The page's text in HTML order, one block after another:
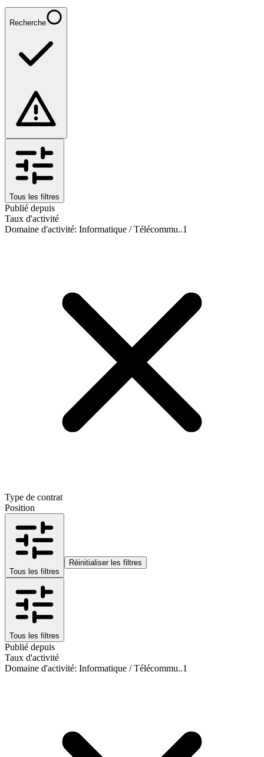
Recherche
Tous les filtres
Publié depuis
Taux d'activité
Domaine d'activité: Informatique / Télécommu..1
Type de contrat
Position
Tous les filtres
Réinitialiser les filtres
Tous les filtres
Publié depuis
Taux d'activité
Domaine d'activité: Informatique / Télécommu..1